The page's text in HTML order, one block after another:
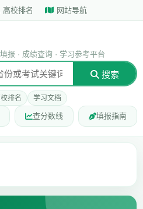
高校排名 网站导航
报 · 成绩查询 · 学习参考平台
搜索
排名 学习文档
查分数线 填报指南